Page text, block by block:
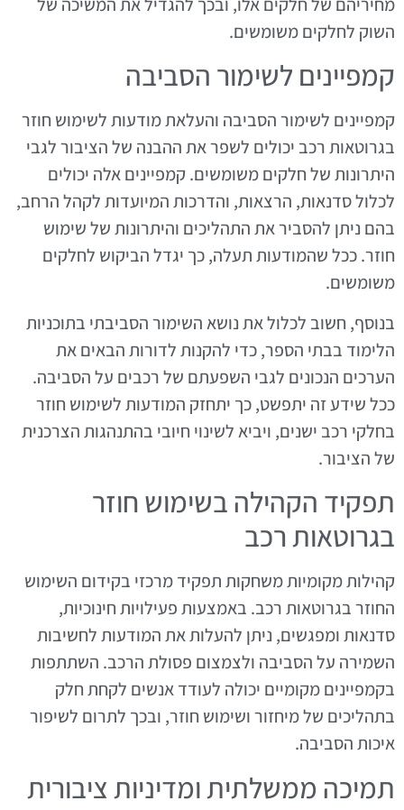
השוק לחלקים משומשים.
קמפיינים לשימור הסביבה
קמפיינים לשימור הסביבה והעלאת מודעות לשימוש חוזר
בגרוטאות רכב יכולים לשפר את ההבנה של הציבור לגבי
היתרונות של חלקים משומשים. קמפיינים אלה יכולים
לכלול סדנאות, הרצאות, והדרכות המיועדות לקהל הרחב,
בהם ניתן להסביר את התהליכים והיתרונות של שימוש
חוזר. ככל שהמודעות תעלה, כך יגדל הביקוש לחלקים
משומשים.
בנוסף, חשוב לכלול את נושא השימור הסביבתי בתוכניות
הלימוד בבתי הספר, כדי להקנות לדורות הבאים את
הערכים הנכונים לגבי השפעתם של רכבים על הסביבה.
ככל שידע זה יתפשט, כך יתחזק המודעות לשימוש חוזר
בחלקי רכב ישנים, ויביא לשינוי חיובי בהתנהגות הצרכנית
של הציבור.
תפקיד הקהילה בשימוש חוזר
בגרוטאות רכב
קהילות מקומיות משחקות תפקיד מרכזי בקידום השימוש
החוזר בגרוטאות רכב. באמצעות פעילויות חינוכיות,
סדנאות ומפגשים, ניתן להעלות את המודעות לחשיבות
השמירה על הסביבה ולצמצום פסולת הרכב. השתתפות
בקמפיינים מקומיים יכולה לעודד אנשים לקחת חלק
בתהליכים של מיחזור ושימוש חוזר, ובכך לתרום לשיפור
איכות הסביבה.
תמיכה ממשלתית ומדיניות ציבורית